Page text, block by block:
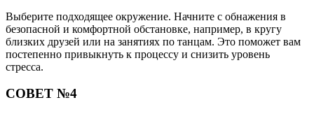
Выберите подходящее окружение. Начните с обнажения в
безопасной и комфортной обстановке, например, в кругу
близких друзей или на занятиях по танцам. Это поможет вам
постепенно привыкнуть к процессу и снизить уровень
стресса.
СОВЕТ №4